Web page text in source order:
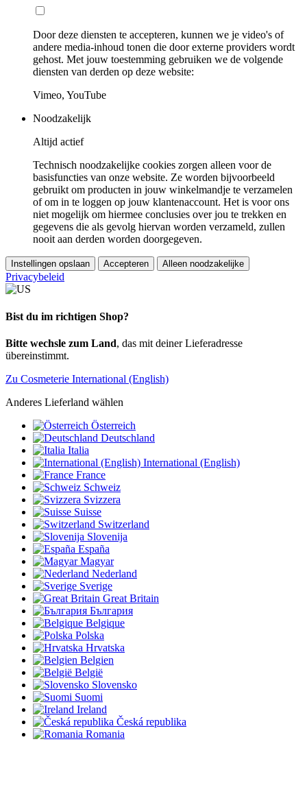
Door deze diensten te accepteren, kunnen we je video's of
andere media-inhoud tonen die door externe providers wordt
gehost. Met jouw toestemming gebruiken we de volgende
diensten van derden op deze website:
Vimeo, YouTube
Noodzakelijk
Altijd actief
Technisch noodzakelijke cookies zorgen alleen voor de
basisfuncties van onze website. Ze worden bijvoorbeeld
gebruikt om producten in jouw winkelmandje te verzamelen
of om in te loggen op jouw klantenaccount. Het is voor ons
niet mogelijk om hiermee conclusies over jou te trekken en
gegevens die als gevolg hiervan worden verzameld, zullen
nooit aan derden worden doorgegeven.
Instellingen opslaan Accepteren Alleen noodzakelijke
Privacybeleid
Bist du im richtigen Shop?
Bitte wechsle zum Land, das mit deiner Lieferadresse
übereinstimmt.
Zu Cosmeterie International (English)
Anderes Lieferland wählen
Österreich
Deutschland
Italia
International (English)
France
Schweiz
Svizzera
Suisse
Switzerland
Slovenija
España
Magyar
Nederland
Sverige
Great Britain
България
Belgique
Polska
Hrvatska
Belgien
België
Slovensko
Suomi
Ireland
Česká republika
Romania